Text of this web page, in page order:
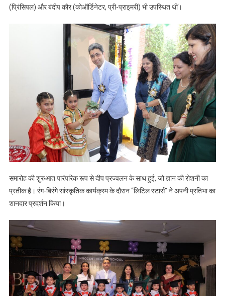
(प्रिंसिपल) और बंदीप कौर (कोऑर्डिनेटर, प्री-प्राइमरी) भी उपस्थित थीं।
समारोह की शुरुआत पारंपरिक रूप से दीप प्रज्वलन के साथ हुई, जो ज्ञान की रोशनी का
प्रतीक है। रंग-बिरंगे सांस्कृतिक कार्यक्रम के दौरान “लिटिल स्टार्स” ने अपनी प्रतिभा का
शानदार प्रदर्शन किया।